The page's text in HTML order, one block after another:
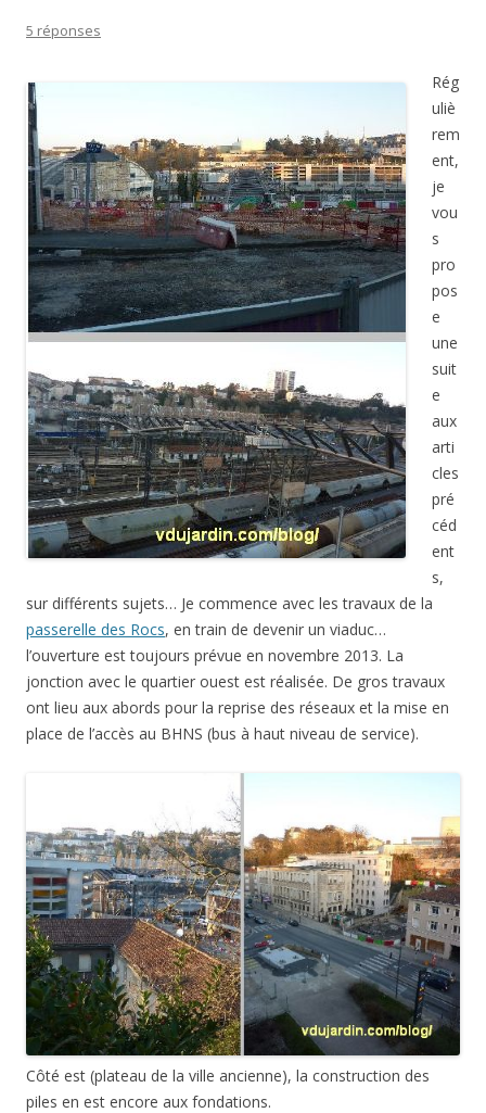
5 réponses
Rég
uliè
rem
ent,
je
vou
s
pro
pos
e
une
suit
e
aux
arti
cles
pré
céd
ent
s,
sur différents sujets… Je commence avec les travaux de la
passerelle des Rocs, en train de devenir un viaduc…
l’ouverture est toujours prévue en novembre 2013. La
jonction avec le quartier ouest est réalisée. De gros travaux
ont lieu aux abords pour la reprise des réseaux et la mise en
place de l’accès au BHNS (bus à haut niveau de service).
Côté est (plateau de la ville ancienne), la construction des
piles en est encore aux fondations.